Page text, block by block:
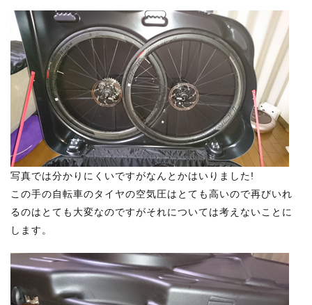
写真では分かりにくいですがなんとかはいりました!
この手の自転車のタイヤの空気圧はとても高いので再びいれ
るのはとても大変なのですがそれについては考えないことに
します。